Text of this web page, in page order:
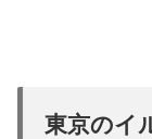
東京のイ